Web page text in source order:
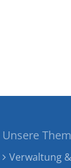
Unsere
Verwaltung